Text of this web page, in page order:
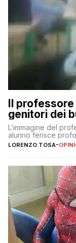
Il professore
genitori dei
L’immagine del
alunno ferisce
LORENZO TOSA-